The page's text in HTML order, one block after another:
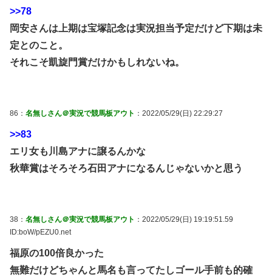
>>78
岡安さんは上期は宝塚記念は実況担当予定だけど下期は未
定とのこと。
それこそ凱旋門賞だけかもしれないね。
86： 名無しさん＠実況で競馬板アウト ：2022/05/29(日) 22:29:27
>>83
エリ女も川島アナに譲るんかな
秋華賞はそろそろ石田アナになるんじゃないかと思う
38： 名無しさん＠実況で競馬板アウト ：2022/05/29(日) 19:19:51.59
ID:boW/pEZU0.net
福原の100倍良かった
無難だけどちゃんと馬名も言ってたしゴール手前も的確